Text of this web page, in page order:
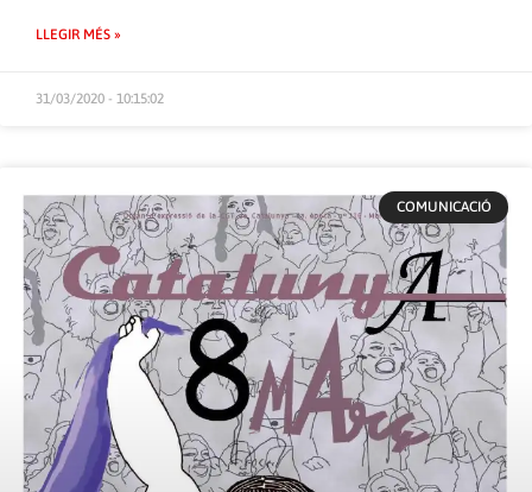
LLEGIR MÉS »
31/03/2020 - 10:15:02
COMUNICACIÓ